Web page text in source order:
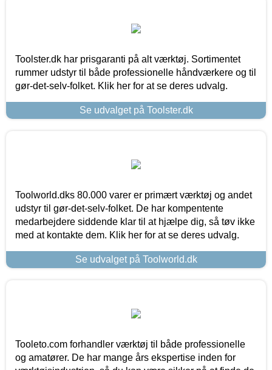
Toolster.dk har prisgaranti på alt værktøj. Sortimentet
rummer udstyr til både professionelle håndværkere og til
gør-det-selv-folket. Klik her for at se deres udvalg.
Se udvalget på Toolster.dk
Toolworld.dks 80.000 varer er primært værktøj og andet
udstyr til gør-det-selv-folket. De har kompentente
medarbejdere siddende klar til at hjælpe dig, så tøv ikke
med at kontakte dem. Klik her for at se deres udvalg.
Se udvalget på Toolworld.dk
Tooleto.com forhandler værktøj til både professionelle
og amatører. De har mange års ekspertise inden for